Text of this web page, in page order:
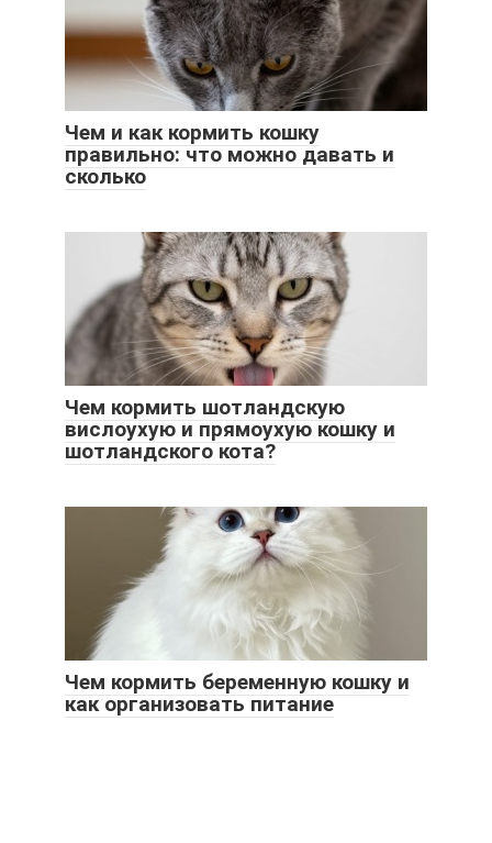
Чем и как кормить кошку
правильно: что можно давать и
сколько
Чем кормить шотландскую
вислоухую и прямоухую кошку и
шотландского кота?
Чем кормить беременную кошку и
как организовать питание